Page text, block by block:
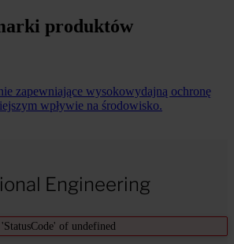
produktów
zapewniające wysokowydajną ochronę
wpływie na środowisko.
Engineering
of undefined